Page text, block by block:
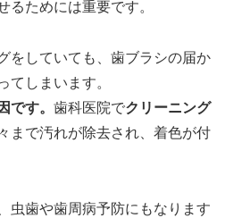
るためには重要です。
をしていても、歯ブラシの届か
てしまいます。
です。 歯科医院でクリーニング
まで汚れが除去され、着色が付
虫歯や歯周病予防にもなります